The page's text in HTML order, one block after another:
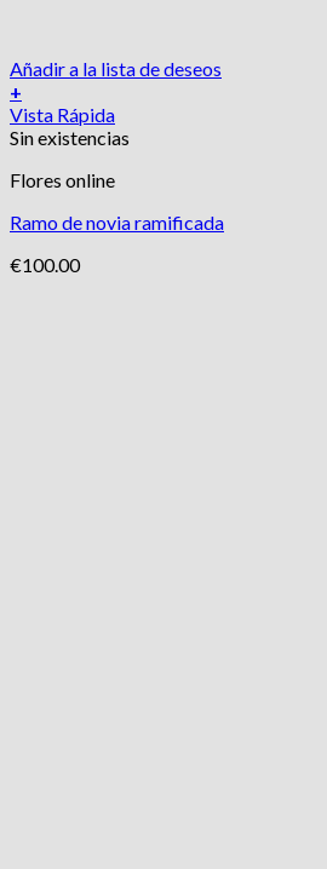
Añadir a la lista de deseos
+
Vista Rápida
Sin existencias
Flores online
Ramo de novia ramificada
€100.00